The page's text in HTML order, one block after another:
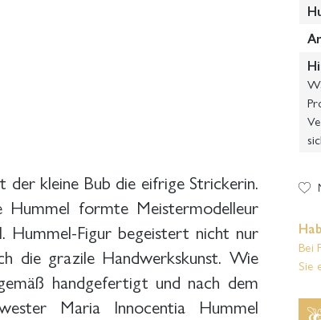
der kleine Bub die eifrige Strickerin.
Hummel formte Meistermodelleur
Figur begeistert nicht nur
die grazile Handwerkskunst. Wie
handgefertigt und nach dem
Maria Innocentia Hummel
Bei
Sie